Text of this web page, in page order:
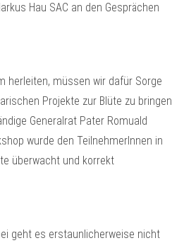
Hau SAC an den Gesprächen
herleiten, müssen wir dafür Sorge
Projekte zur Blüte zu bringen
Generalrat Pater Romuald
wurde den TeilnehmerInnen in
überwacht und korrekt
geht es erstaunlicherweise nicht